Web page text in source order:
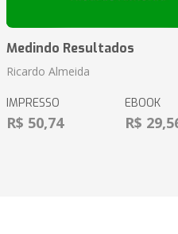
Medindo Resultados
Ricardo Almeida
IMPRESSO
R$ 50,74
EBOOK
R$